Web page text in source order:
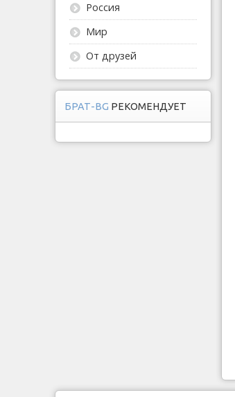
Россия
Мир
От друзей
БРАТ-BG РЕКОМЕНДУЕТ